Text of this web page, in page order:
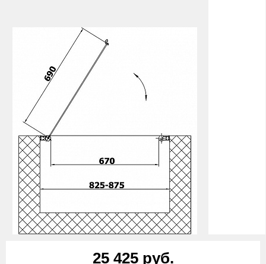
25 425 руб.